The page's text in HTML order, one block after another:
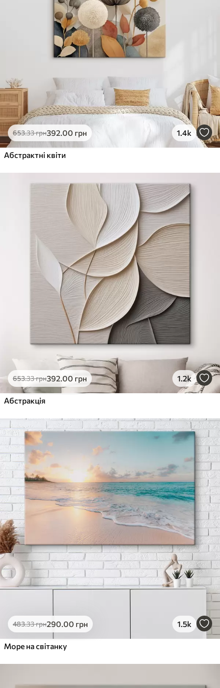
653.33грн392.00 грн 1.4k
Абстрактні квіти
653.33грн392.00 грн 1.2k
Абстракція
483.33грн290.00 грн 1.5k
Море на світанку